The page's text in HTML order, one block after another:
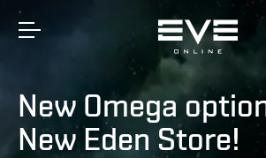
New Omega
New Eden Store!